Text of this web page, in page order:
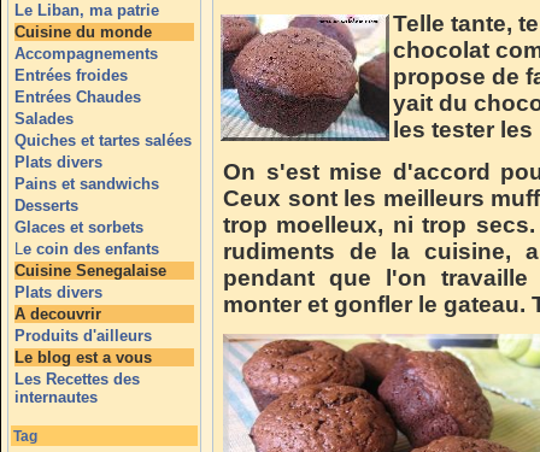
Le Liban, ma patrie
Cuisine du monde
Accompagnements
Entrées froides
Entrées Chaudes
Salades
Quiches et tartes salées
Plats divers
Pains et sandwichs
Desserts
Glaces et sorbets
Le coin des enfants
Cuisine Senegalaise
Plats divers
A decouvrir
Produits d'ailleurs
Le blog est a vous
Les Recettes des
internautes
Tag
Telle tante,
chocolat
propose de
yait du
les tester
On s'est mise d'accord
Ceux sont les meilleurs
trop moelleux, ni trop
rudiments de la cuisine,
pendant que l'on
monter et gonfler le gateau.